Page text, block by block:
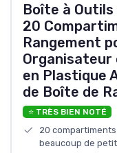
Boîte à
20
Rangement
Organisateur
en Plastique
de Boîte de
⭐ TRÈS BIEN NOTÉ
20
beaucoup de